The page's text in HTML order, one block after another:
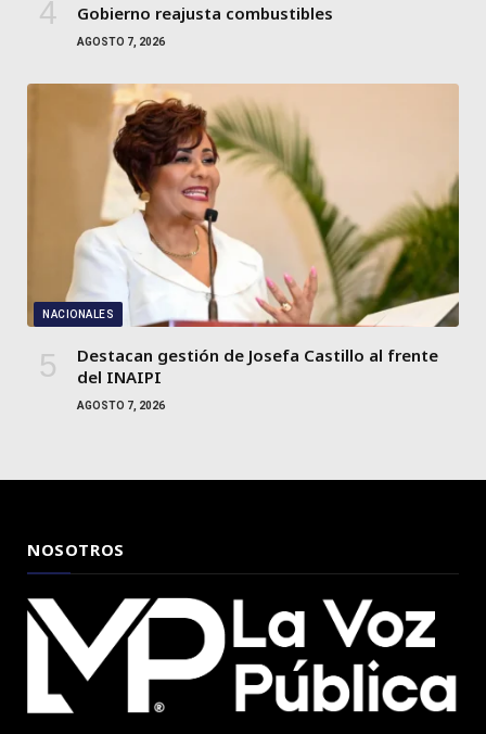
Gobierno reajusta combustibles
AGOSTO 7, 2026
NACIONALES
Destacan gestión de Josefa Castillo al frente
del INAIPI
AGOSTO 7, 2026
NOSOTROS